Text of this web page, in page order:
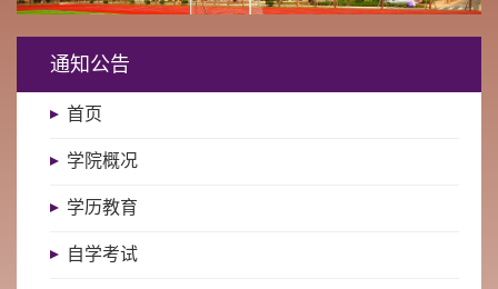
通知公告
首页
学院概况
学历教育
自学考试